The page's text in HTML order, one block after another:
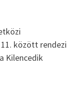
között rendezi
Kilencedik